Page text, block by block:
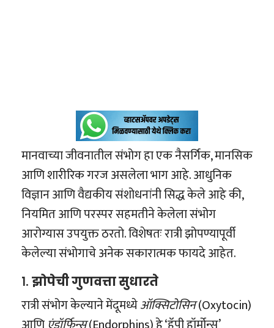
मानवाच्या जीवनातील संभोग हा एक नैसर्गिक, मानसिक
आणि शारीरिक गरज असलेला भाग आहे. आधुनिक
विज्ञान आणि वैद्यकीय संशोधनांनी सिद्ध केले आहे की,
नियमित आणि परस्पर सहमतीने केलेला संभोग
आरोग्यास उपयुक्त ठरतो. विशेषतः रात्री झोपण्यापूर्वी
केलेल्या संभोगाचे अनेक सकारात्मक फायदे आहेत.
१. झोपेची गुणवत्ता सुधारते
रात्री संभोग केल्याने मेंदूमध्येऑक्सिटोसिन(Oxytocin)